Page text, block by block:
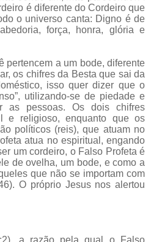
é diferente do Cordeiro que
o universo canta: Digno é de
força, honra, glória e
pertencem a um bode, diferente
os chifres da Besta que sai da
isso quer dizer que o
utilizando-se de piedade e
as pessoas. Os dois chifres
e religioso, enquanto que os
políticos (reis), que atuam no
atua no espiritual, engando
um cordeiro, o Falso Profeta é
de ovelha, um bode, e como a
que não se importam com
O próprio Jesus nos alertou